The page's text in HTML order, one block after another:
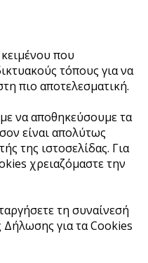
που
τόπους για να
πιο αποτελεσματική.
να αποθηκεύσουμε τα
είναι απολύτως
της ιστοσελίδας. Για
χρειαζόμαστε την
τη συναίνεσή
για τα Cookies